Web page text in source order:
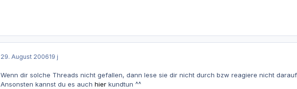
29. August 200619 j
Wenn dir solche Threads nicht gefallen, dann lese sie dir nicht durch bzw reagiere nicht
Ansonsten kannst du es auch hierkundtun ^^